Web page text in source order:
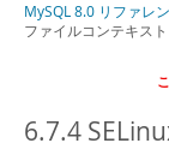
Workbench
Connectors
Download this
MySQL 8.0 リファレ
ファイルコンテキスト
6.7.4